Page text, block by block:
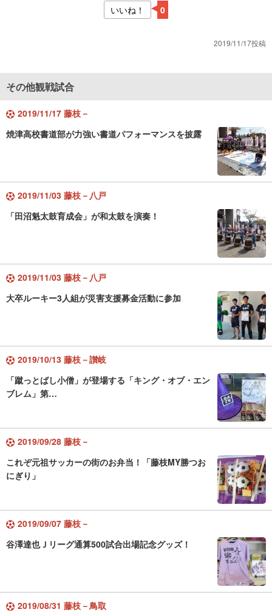
いいね！ 0
2019/11/17投稿
その他観戦試合
2019/11/17 藤枝－
焼津高校書道部が力強い書道パフォーマンスを披露
2019/11/03 藤枝－八戸
「田沼魁太鼓育成会」が和太鼓を演奏！
2019/11/03 藤枝－八戸
大卒ルーキー3人組が災害支援募金活動に参加
2019/10/13 藤枝－讃岐
「蹴っとばし小僧」が登場する「キング・オブ・エン
ブレム」第…
2019/09/28 藤枝－
これぞ元祖サッカーの街のお弁当！「藤枝MY勝つお
にぎり」
2019/09/07 藤枝－
谷澤達也Ｊリーグ通算500試合出場記念グッズ！
2019/08/31 藤枝－鳥取